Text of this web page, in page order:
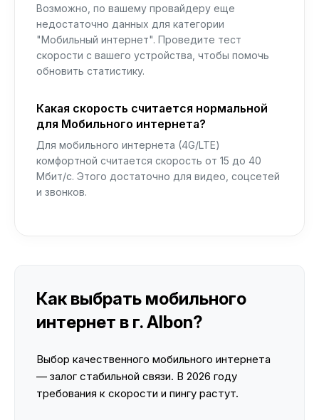
Возможно, по вашему провайдеру еще
недостаточно данных для категории
"Мобильный интернет". Проведите тест
скорости с вашего устройства, чтобы помочь
обновить статистику.
Какая скорость считается нормальной
для Мобильного интернета?
Для мобильного интернета (4G/LTE)
комфортной считается скорость от 15 до 40
Мбит/с. Этого достаточно для видео, соцсетей
и звонков.
Как выбрать мобильного
интернет в г. Albon?
Выбор качественного мобильного интернета
— залог стабильной связи. В 2026 году
требования к скорости и пингу растут.